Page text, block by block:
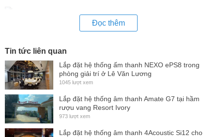
Đọc thêm
Tin tức liên quan
Lắp đặt hệ thống ấm thanh NEXO ePS8 trong
phòng giải trí ở Lê Văn Lương
1045 lượt xem
Lắp đặt hệ thống âm thanh Amate G7 tại hầm
rượu vang Resort Ivory
973 lượt xem
Lắp đặt hệ thống âm thanh 4Acoustic Si12 cho